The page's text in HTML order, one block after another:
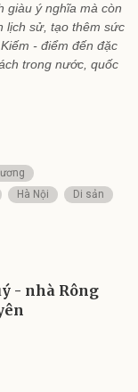
giàu ý nghĩa mà còn
lịch sử, tạo thêm sức
- điểm đến đặc
trong nước, quốc
Hà Nội
Di sản
- nhà Rông